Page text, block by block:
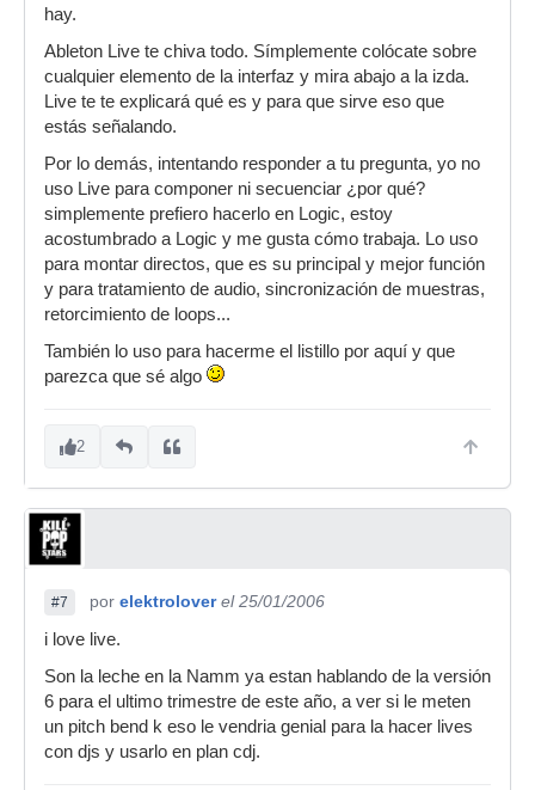
hay.
Ableton Live te chiva todo. Símplemente colócate sobre
cualquier elemento de la interfaz y mira abajo a la izda.
Live te te explicará qué es y para que sirve eso que
estás señalando.
Por lo demás, intentando responder a tu pregunta, yo no
uso Live para componer ni secuenciar ¿por qué?
simplemente prefiero hacerlo en Logic, estoy
acostumbrado a Logic y me gusta cómo trabaja. Lo uso
para montar directos, que es su principal y mejor función
y para tratamiento de audio, sincronización de muestras,
retorcimiento de loops...
También lo uso para hacerme el listillo por aquí y que
parezca que sé algo
2
#7 por elektrolover el 25/01/2006
i love live.
Son la leche en la Namm ya estan hablando de la versión
6 para el ultimo trimestre de este año, a ver si le meten
un pitch bend k eso le vendria genial para la hacer lives
con djs y usarlo en plan cdj.